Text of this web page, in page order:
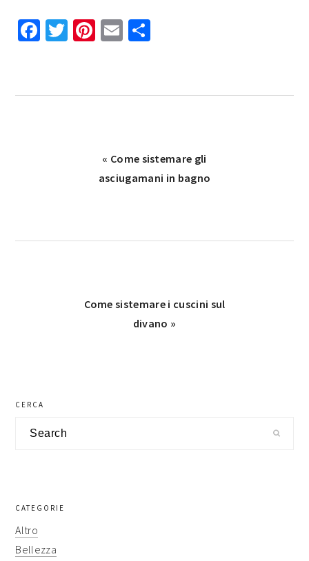
Facebook
Twitter
Pinterest
Email
Previous
Post:
« Come sistemare gli
asciugamani in bagno
Next
Come sistemare i cuscini sul
divano »
primary
sidebar
CERCA
Search
CATEGORIE
Altro
Bellezza